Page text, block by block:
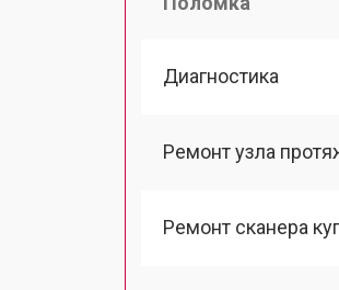
Диагностика
Ремонт узла
Ремонт сканера